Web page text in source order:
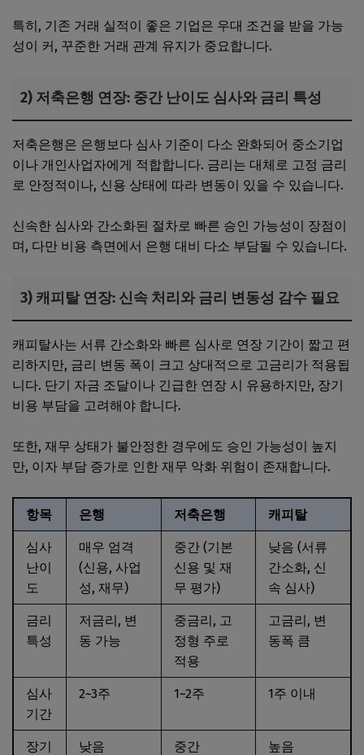
특히, 기존 거래 실적이 좋은 기업은 우대 조건을 받을 가능
성이 커, 꾸준한 거래 관계 유지가 중요합니다.
2) 저축은행 연장: 중간 난이도 심사와 금리 특성
저축은행은 은행보다 심사 기준이 다소 완화되어 중소기업
이나 개인사업자에게 적합합니다. 금리는 대체로 고정 금리
로 안정적이나, 신용 상태에 따라 변동이 있을 수 있습니다.
신속한 심사와 간소화된 절차로 빠른 승인 가능성이 장점이
며, 다만 비용 측면에서 은행 대비 다소 부담될 수 있습니다.
3) 캐피탈 연장: 신속 처리와 금리 변동성 감수 필요
캐피탈사는 서류 간소화와 빠른 심사로 연장 기간이 짧고 편
리하지만, 금리 변동 폭이 크고 상대적으로 고금리가 적용됩
니다. 단기 자금 조달이나 긴급한 연장 시 유용하지만, 장기
비용 부담을 고려해야 합니다.
또한, 재무 상태가 불안정한 경우에도 승인 가능성이 높지
만, 이자 부담 증가로 인한 재무 악화 위험이 존재합니다.
항목 은행 저축은행 캐피탈
심사
난이
도
매우 엄격
(신용, 사업
성, 재무)
중간 (기본
신용 및 재
무 평가)
낮음 (서류
간소화, 신
속 심사)
금리
특성
저금리, 변
동 가능
중금리, 고
정형 주로
적용
고금리, 변
동폭 큼
심사
기간
2~3주 1~2주 1주 이내
장기
낮음 중간 높음